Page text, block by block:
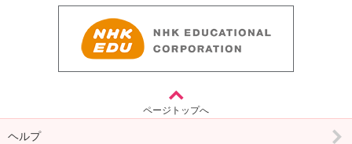
ページトップへ
ヘルプ